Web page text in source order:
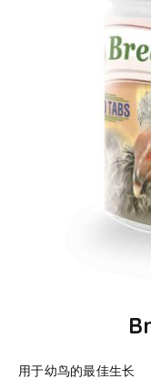
用于幼鸟的最佳生长